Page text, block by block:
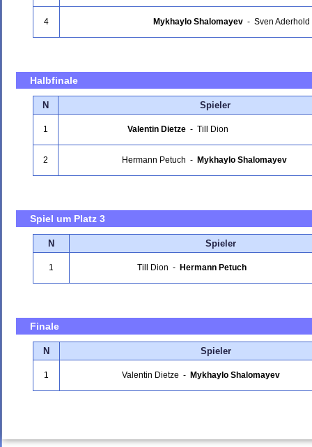
4 Mykhaylo Shalomayev - Sven Aderhold
Halbfinale
N Spieler
1 Valentin Dietze - Till Dion
2 Hermann Petuch - Mykhaylo Shalomayev
Spiel um Platz 3
N Spieler
1 Till Dion - Hermann Petuch
Finale
N Spieler
1 Valentin Dietze - Mykhaylo Shalomayev